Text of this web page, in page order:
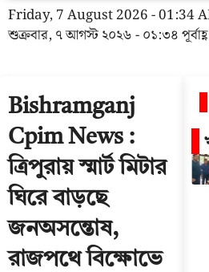
Friday, 7 August 2026 - 01:34
শুক্রবার, ৭ আগস্ট ২০২৬ - ০১:৩৪ পূর্বাহ্ণ
Bishramganj
Cpim News :
ত্রিপুরায় স্মার্ট মিটার
ঘিরে বাড়ছে
জনঅসন্তোষ,
রাজপথে বিক্ষোভে